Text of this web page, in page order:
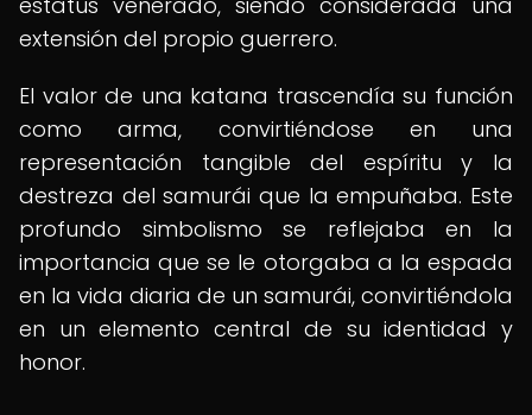
extensión del propio guerrero.
El valor de una katana trascendía su función
como arma, convirtiéndose en una
representación tangible del espíritu y la
destreza del samurái que la empuñaba. Este
profundo simbolismo se reflejaba en la
importancia que se le otorgaba a la espada
en la vida diaria de un samurái, convirtiéndola
en un elemento central de su identidad y
honor.